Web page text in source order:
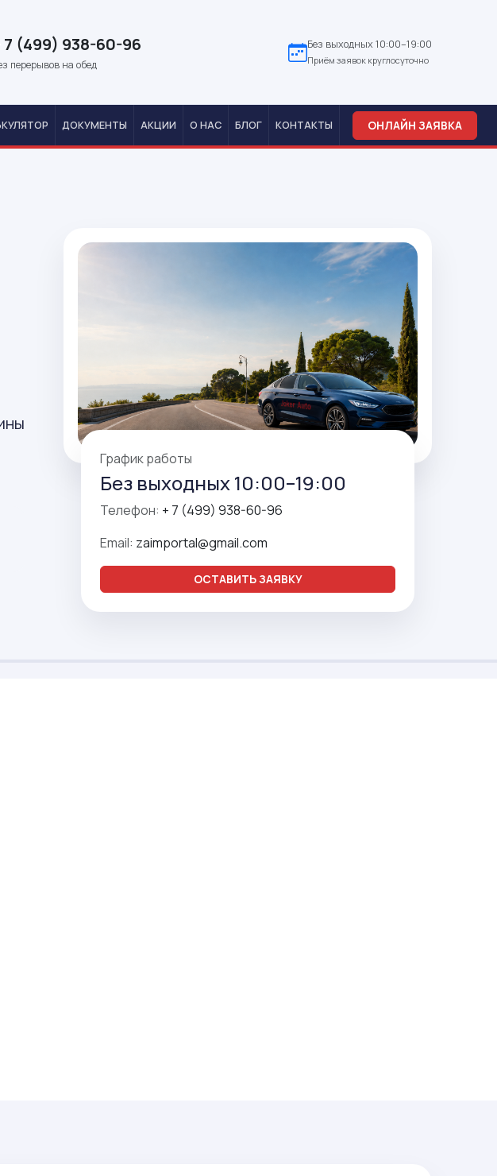
7 (499) 938-60-96
перерывов на обед
Без выходных 10:00–19:00
Приём заявок круглосуточно
ДОКУМЕНТЫ АКЦИИ О НАС БЛОГ КОНТАКТЫ ОНЛАЙН ЗАЯВКА
График работы
Без выходных 10:00–19:00
Телефон: + 7 (499) 938-60-96
Email: zaimportal@gmail.com
ОСТАВИТЬ ЗАЯВКУ